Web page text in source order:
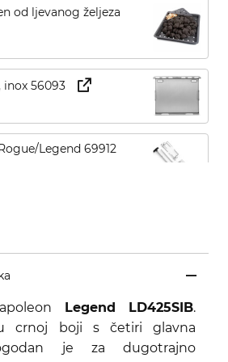
od ljevanog željeza
inox 56093
Legend 69912
Legend LD425SIB.
crnoj boji s četiri glavna
je za dugotrajno